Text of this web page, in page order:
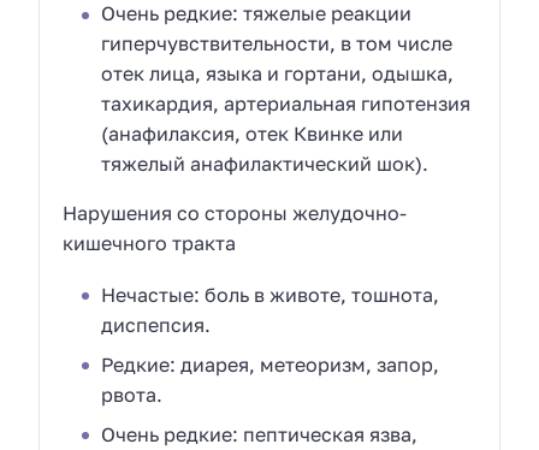
Очень редкие: тяжелые реакции
гиперчувствительности, в том числе
отек лица, языка и гортани, одышка,
тахикардия, артериальная гипотензия
(анафилаксия, отек Квинке или
тяжелый анафилактический шок).
Нарушения со стороны желудочно-
кишечного тракта
Нечастые: боль в животе, тошнота,
диспепсия.
Редкие: диарея, метеоризм, запор,
рвота.
Очень редкие: пептическая язва,